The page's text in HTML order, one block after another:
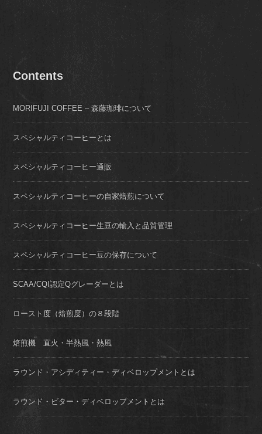
Contents
MORIFUJI COFFEE – 森藤珈琲について
スペシャルティコーヒーとは
スペシャルティコーヒー通販
スペシャルティコーヒーの自家焙煎について
スペシャルティコーヒー生豆の輸入と品質管理
スペシャルティコーヒー豆の保存について
SCAA/CQI認定Qグレーダーとは
ロースト度（焙煎度）の８段階
焙煎機 直火・半熱風・熱風
ラウンド・アシディティー・ディベロップメントとは
ラウンド・ビター・ディベロップメントとは